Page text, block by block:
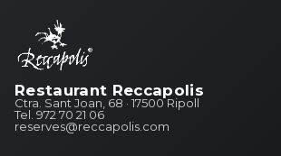
Restaurant Reccapolis
Ctra. Sant Joan, 68 · 17500 Ripoll
Tel. 972 70 21 06
reserves@reccapolis.com